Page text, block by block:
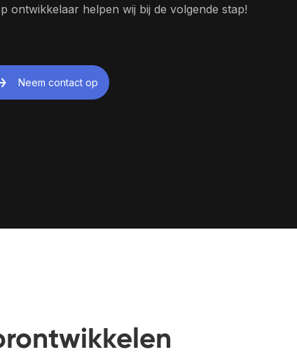
ontwikkelaar helpen wij bij de volgende stap!
Neem contact op